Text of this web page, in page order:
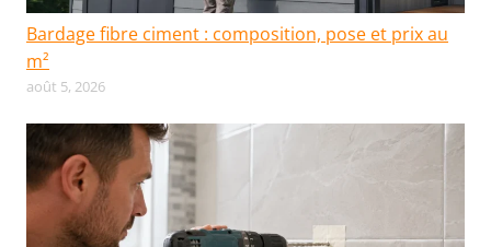
Bardage fibre ciment : composition, pose et prix au
m²
août 5, 2026